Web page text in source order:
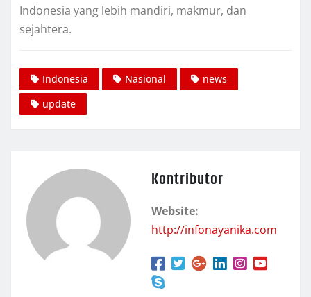
Indonesia yang lebih mandiri, makmur, dan
sejahtera.
Indonesia Nasional
news
update
Kontributor
Website:
http://infonayanika.com